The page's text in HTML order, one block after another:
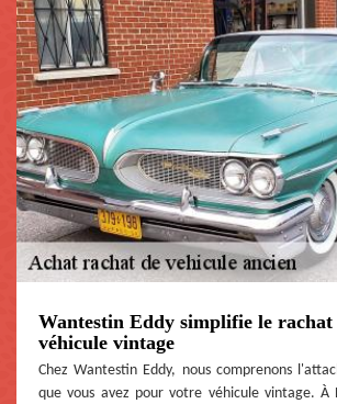
Wantestin Eddy simplifie le rachat
véhicule vintage
Chez Wantestin Eddy, nous comprenons
que vous avez pour votre véhicule vintage. À